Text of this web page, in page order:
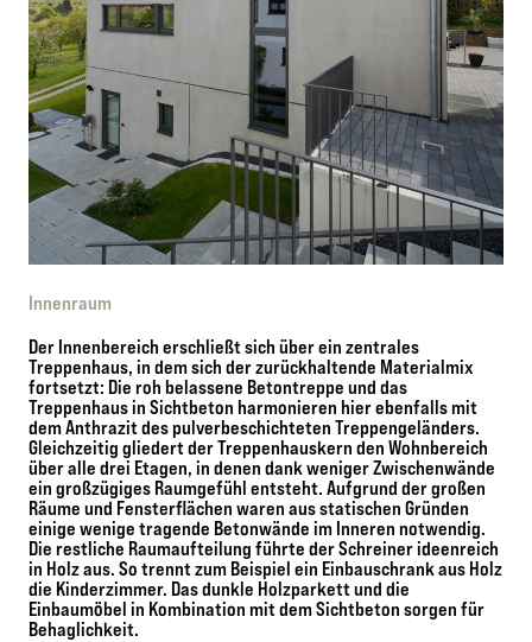
Innenraum
Der Innenbereich erschließt sich über ein zentrales
Treppenhaus, in dem sich der zurückhaltende Materialmix
fortsetzt: Die roh belassene Betontreppe und das
Treppenhaus in Sichtbeton harmonieren hier ebenfalls mit
dem Anthrazit des pulverbeschichteten Treppengeländers.
Gleichzeitig gliedert der Treppenhauskern den Wohnbereich
über alle drei Etagen, in denen dank weniger Zwischenwände
ein großzügiges Raumgefühl entsteht. Aufgrund der großen
Räume und Fensterflächen waren aus statischen Gründen
einige wenige tragende Betonwände im Inneren notwendig.
Die restliche Raumaufteilung führte der Schreiner ideenreich
in Holz aus. So trennt zum Beispiel ein Einbauschrank aus Holz
die Kinderzimmer. Das dunkle Holzparkett und die
Einbaumöbel in Kombination mit dem Sichtbeton sorgen für
Behaglichkeit.